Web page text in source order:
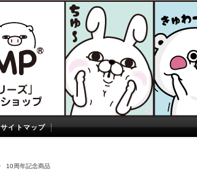
サイトマップ
10周年記念商品